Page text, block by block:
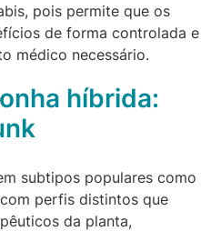
pois permite que os
de forma controlada e
médico necessário.
híbrida:
subtipos populares como
perfis distintos que
da planta,